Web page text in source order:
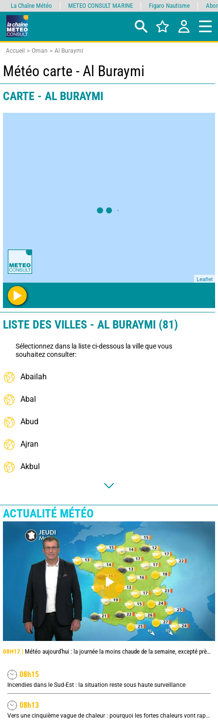
Accueil Oman Al Buraymi
Météo carte - Al Buraymi
CARTE - AL BURAYMI
Leaflet
LISTE DES VILLES - AL BURAYMI (81)
Sélectionnez dans la liste ci-dessous la ville que vous
souhaitez consulter:
Abailah
Abal
Abud
Ajran
Akbul
ACTUALITÉ MÉTÉO
08H17 | Météo aujourd'hui : la journée la moins chaude de la semaine, excepté près de la Méditerranée
08h15
Incendies dans le Sud-Est : la situation reste sous haute surveillance
08h13
Vers une cinquième vague de chaleur : pourquoi les fortes chaleurs vont rapidement revenir en France
La Chaîne Météo METEO CONSULT MARINE Figaro Nautisme